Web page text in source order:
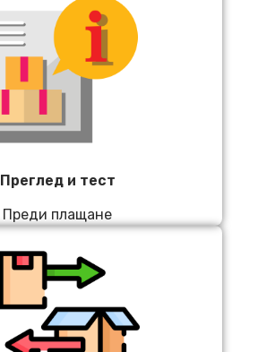
Преглед и тест
Преди плащане